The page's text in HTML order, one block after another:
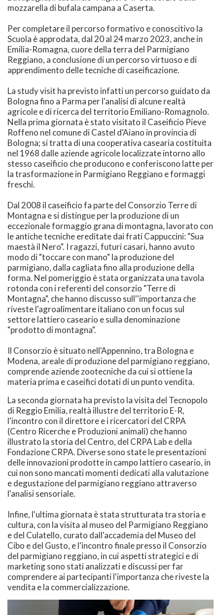
mozzarella di bufala campana a Caserta.
Per completare il percorso formativo e conoscitivo la
Scuola è approdata, dal 20 al 24 marzo 2023, anche in
Emilia-Romagna, cuore della terra del Parmigiano
Reggiano, a conclusione di un percorso virtuoso e di
apprendimento delle tecniche di caseificazione.
La study visit ha previsto infatti un percorso guidato da
Bologna fino a Parma per l'analisi di alcune realtà
agricole e di ricerca del territorio Emiliano-Romagnolo.
Nella prima giornata è stato visitato il Caseificio Pieve
Roffeno nel comune di Castel d'Aiano in provincia di
Bologna; si tratta di una cooperativa casearia costituita
nel 1968 dalle aziende agricole localizzate intorno allo
stesso caseificio che producono e conferiscono latte per
la trasformazione in Parmigiano Reggiano e formaggi
freschi.
Dal 2008 il caseificio fa parte del Consorzio Terre di
Montagna e si distingue per la produzione di un
eccezionale formaggio grana di montagna, lavorato con
le antiche tecniche ereditate dai frati Cappuccini: "Sua
maestà il Nero". I ragazzi, futuri casari, hanno avuto
modo di "toccare con mano" la produzione del
parmigiano, dalla cagliata fino alla produzione della
forma. Nel pomeriggio è stata organizzata una tavola
rotonda con i referenti del consorzio "Terre di
Montagna", che hanno discusso sull''importanza che
riveste l'agroalimentare italiano con un focus sul
settore lattiero caseario e sulla denominazione
"prodotto di montagna".
Il Consorzio è situato nell'Appennino, tra Bologna e
Modena, areale di produzione del parmigiano reggiano,
comprende aziende zootecniche da cui si ottiene la
materia prima e caseifici dotati di un punto vendita.
La seconda giornata ha previsto la visita del Tecnopolo
di Reggio Emilia, realtà illustre del territorio E-R,
l'incontro con il direttore e i ricercatori del CRPA
(Centro Ricerche e Produzioni animali) che hanno
illustrato la storia del Centro, del CRPA Lab e della
Fondazione CRPA. Diverse sono state le presentazioni
delle innovazioni prodotte in campo lattiero caseario, in
cui non sono mancati momenti dedicati alla valutazione
e degustazione del parmigiano reggiano attraverso
l'analisi sensoriale.
Infine, l'ultima giornata è stata strutturata tra storia e
cultura, con la visita al museo del Parmigiano Reggiano
e del Culatello, curato dall'accademia del Museo del
Cibo e del Gusto, e l'incontro finale presso il Consorzio
del parmigiano reggiano, in cui aspetti strategici e di
marketing sono stati analizzati e discussi per far
comprendere ai partecipanti l'importanza che riveste la
vendita e la commercializzazione.